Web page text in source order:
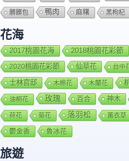
髒髒包 鴨肉 麻糬 黑枸杞
花海
2017桃園花海 2018桃園花彩節
2020桃園花彩節
仙草花 台中
士林官邸 木棉花 木蘭花
油桐花 玫瑰 百合 神木
荷花 菊花 落羽松 薰衣草
鬱金香 魯冰花
旅遊